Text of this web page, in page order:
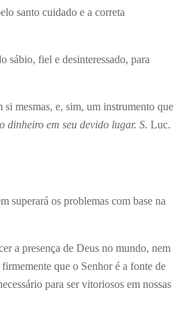
santo cuidado e a correta
sábio, fiel e desinteressado, para
mesmas, e, sim, um instrumento que
dinheiro em seu devido lugar. S. Luc.
superará os problemas com base na
a presença de Deus no mundo, nem
que o Senhor é a fonte de
para ser vitoriosos em nossas